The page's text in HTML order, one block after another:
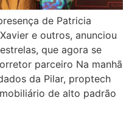
de Patricia
e outros, anunciou
que agora se
parceiro Na manhã
da Pilar, proptech
de alto padrão